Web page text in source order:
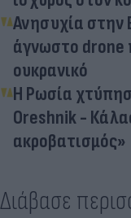
Ανησυχία στην
άγνωστο drone
ουκρανικό
Η Ρωσία
Oreshnik -
ακροβατισμός»
Διάβασε